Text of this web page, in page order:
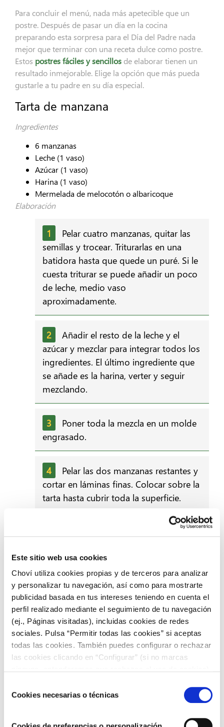
Este sitio web usa cookies
Choví utiliza cookies propias y de terceros para analizar
y personalizar tu navegación, así como para mostrarte
publicidad basada en tus intereses teniendo en cuenta el
perfil realizado mediante el seguimiento de tu navegación
(ej., Páginas visitadas), incluidas cookies de redes
sociales. Pulsa “Permitir todas las cookies” si aceptas
todas las cookies. También puedes configurar o rechazar
las cookies clicando en “Configurar” (si no marcas
COOKIES.
deCookies necesarias o técnicas
Para concluir el menú, nada más apetecible que un
postre. Después de pasar un día en la cocina
preparando esta sorpresa para el Día del Padre nada
mejor que terminar con una receta dulce como postre.
Estos postres fáciles y sencillos de elaborar tienen un
resultado inmejorable. Elige la opción que más pueda
gustarle a tu padre en su día especial.
Tarta de manzana
Ingredientes
6 manzanas
Leche (1 vaso)
Azúcar (1 vaso)
Harina (1 vaso)
Mermelada de melocotón o albaricoque
Elaboración
Pelar cuatro manzanas, quitar las
semillas y trocear. Triturarlas en una
batidora hasta que quede un puré. Si le
cuesta triturar se puede añadir un poco
de leche, medio vaso
aproximadamente.
Añadir el resto de la leche y el
azúcar y mezclar para integrar todos los
ingredientes. El último ingrediente que
se añade es la harina, verter y seguir
mezclando.
Poner toda la mezcla en un molde
engrasado.
Pelar las dos manzanas restantes y
cortar en láminas finas. Colocar sobre la
tarta hasta cubrir toda la superficie.
aproximadamente. Es necesario
comprobar si está lista con un palillo y
que salga seco, sin manchar por la
mezcla de la tarta.
Dejar templar y cubrir con una
capa fina de mermelada al gusto, le da
brillo y sabor.
Terminar de enfriar en el frigorífico